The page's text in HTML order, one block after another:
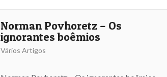
Norman Povhoretz – Os
ignorantes boêmios
Vários Artigos